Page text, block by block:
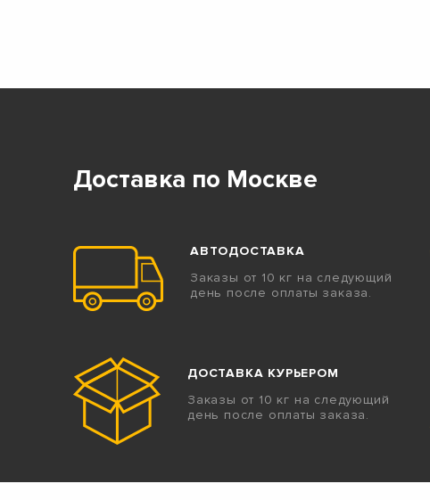
Доставка по Москве
АВТОДОСТАВКА
Заказы от 10 кг на следующий
день после оплаты заказа.
ДОСТАВКА КУРЬЕРОМ
Заказы от 10 кг на следующий
день после оплаты заказа.